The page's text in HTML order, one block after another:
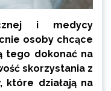
i medycy
osoby chcące
tego dokonać na
skorzystania z
działają na